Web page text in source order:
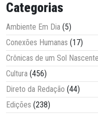
Categorias
Ambiente Em Dia (5)
Conexões Humanas (17)
Crônicas de um Sol Nascente
Cultura (456)
Direto da Redação (44)
Edições (238)